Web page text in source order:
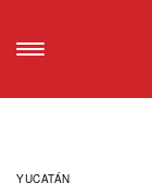
YUCATÁN